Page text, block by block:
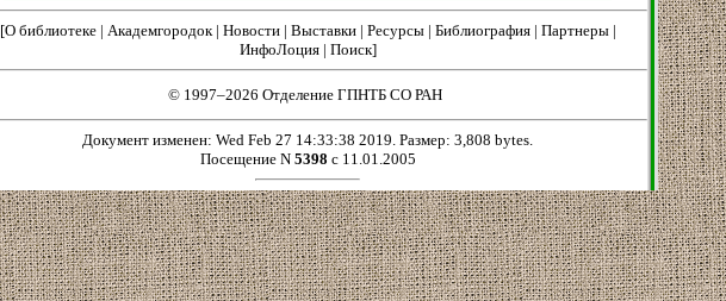
[О библиотеке| Академгородок| Новости| Выставки| Ресурсы| Библиография| Партнеры|
ИнфоЛоция| Поиск]
© 1997–2026 Отделение ГПНТБ СО РАН
Документ изменен: Wed Feb 27 14:33:38 2019. Размер: 3,808 bytes.
Посещение N5398 с 11.01.2005